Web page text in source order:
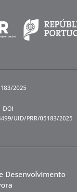
2025
DOI
UID/PRR/05183/2025
Desenvolvimento